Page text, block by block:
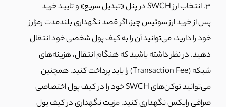
۳. انتخاب ارز SWCH در پنل «تبدیل سریع» و تایید خرید
پس از خرید ارز سوئیس چیز، اگر قصد نگهداری بلندمدت رمزارز
خود را دارید، می‌توانید آن را به کیف پول شخصی خود انتقال
دهید. در نظر داشته باشید که هنگام انتقال، هزینه‌های
شبکه (Transaction Fee) را باید پرداخت کنید. همچنین
می‌توانید توکن‌های SWCH خود را در کیف پول اختصاصی
صرافی رابکس نگهداری کنید. مزیت نگهداری در کیف پول